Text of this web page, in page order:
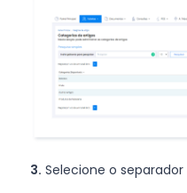
3. Selecione o separador